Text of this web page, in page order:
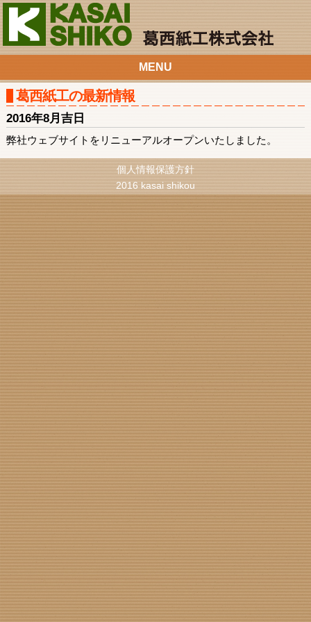
MENU
葛西紙工の最新情報
2016年8月吉日
弊社ウェブサイトをリニューアルオープンいたしました。
個人情報保護方針
2016 kasai shikou